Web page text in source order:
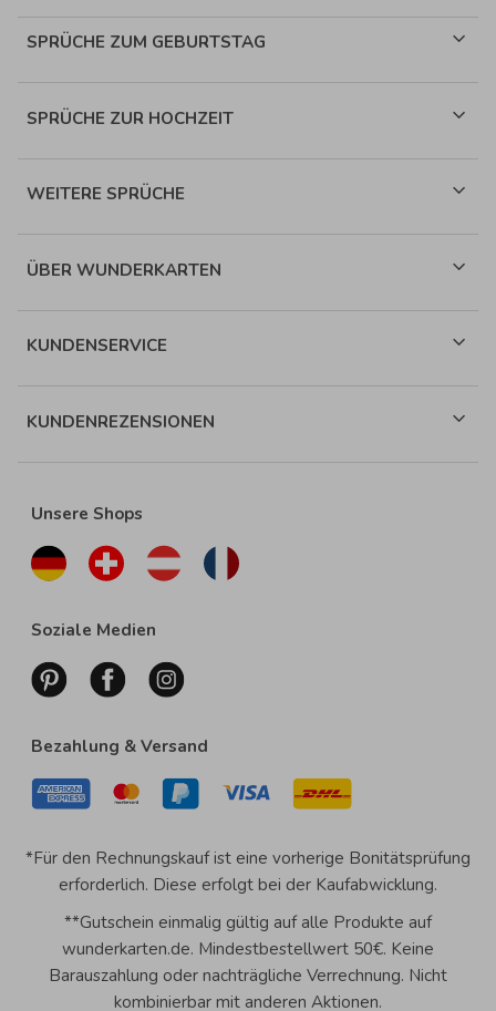
SPRÜCHE ZUM GEBURTSTAG
SPRÜCHE ZUR HOCHZEIT
WEITERE SPRÜCHE
ÜBER WUNDERKARTEN
KUNDENSERVICE
KUNDENREZENSIONEN
Unsere Shops
Soziale Medien
Bezahlung & Versand
*Für den Rechnungskauf ist eine vorherige Bonitätsprüfung
erforderlich. Diese erfolgt bei der Kaufabwicklung.
**Gutschein einmalig gültig auf alle Produkte auf
wunderkarten.de. Mindestbestellwert 50€. Keine
Barauszahlung oder nachträgliche Verrechnung. Nicht
kombinierbar mit anderen Aktionen.